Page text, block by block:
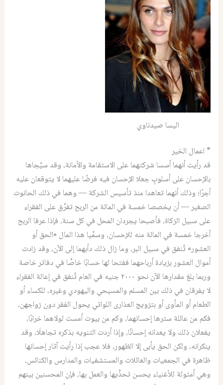
اليسا صيدناوي
* اعمال الخير
قد رأيت أنهما أسسا شركتهما على الاستقامة والأمانة، وقد سيَّجاها
بالإحسان على أسلوبٍ جعلا الإحسان فيه فرضًا عليهما لا يتوقعان عليه
أجرًا؛ وذلك أنهما تعاهدا منذ تأسيس الشركة — وهما في ذلك الحانوت
الصغير — أن يخصصا خمسة في المائة من الربح تفرَّق على الفقراء
على سبيل الزكاة، فأصبحا يجردان المحل في كل سنة، فإذا عرفا الربح
أخرجا خمسة في المائة منه للإحسان، وسمَّيا هذا المال «الحق أو
العشور» تُنفق في سبيل البر، وما زال ذلك دأبهما إلى الآن، وقد زادت
أموال العشور بزيادة أرباحهما ففتحا لها حسابًا خاصًّا في دفاتر خاصة
وربما بلغ مقدارها الآن نحو ٢٠٠٠ جنيه في العام تُنفق في إعالة الفقراء
لا يفرقان في ذلك بين المسلم والمسيحي واليهودي وغيره، للكساء أو
الطعام أو المأوى أو بتزويج العذارى اللواتي يحول الفقر دون زواجهن،
فكم من عائلة سترها إحسانهما، وكم من بيوت أمست لولاهما خرابًا،
يفعلان ذلك ولا يعدانه إحسانًا، وإذا أردت التنويه بذكره تجاهلَا، وقد
ينكرانه، ولكن الحق يأبى إلا الظهور، فلا عجب إذا رأيت آثار إحسانها
ظاهرة في الجمعيات والعائلات والمستشفيات والمدارس والكنائس،
وهي أمثولة للأغنياء يحسن تحذِّيها والعمل بها، فإن المحسنين بينهم